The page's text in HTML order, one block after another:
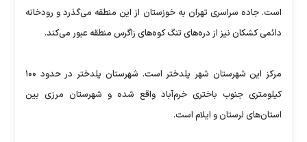
است. جاده سراسری تهران به خوزستان از این منطقه می‌گذرد و رودخانه
دائمی کشکان نیز از دره‌های تنگ کوه‌های زاگرس منطقه عبور می‌کند.
مرکز این شهرستان شهر پلدختر است. شهرستان پلدختر در حدود ۱۰۰
کیلومتری جنوب باختری خرم‌آباد واقع شده و شهرستان مرزی بین
استان‌های لرستان و ایلام است.